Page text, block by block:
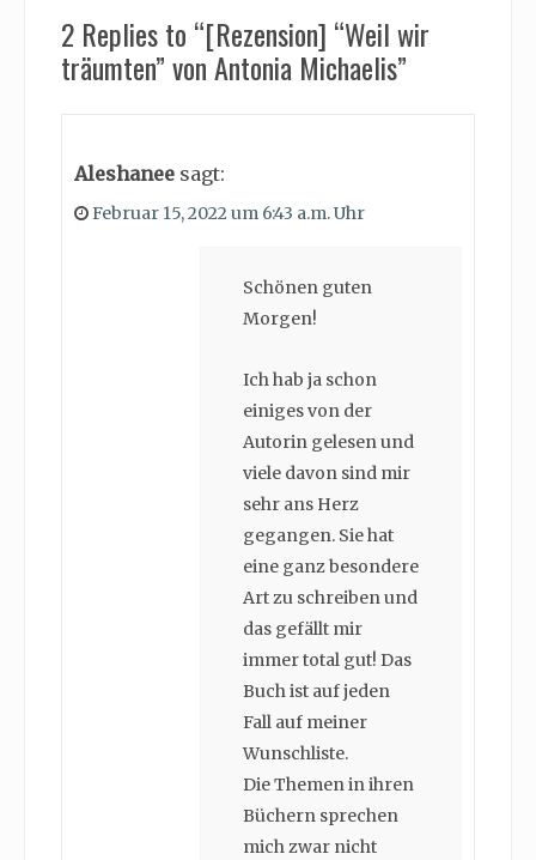
2 Replies to “[Rezension] “Weil wir
träumten” von Antonia Michaelis”
Aleshanee sagt:
Februar 15, 2022 um 6:43 a.m. Uhr
Schönen guten
Morgen!
Ich hab ja schon
einiges von der
Autorin gelesen und
viele davon sind mir
sehr ans Herz
gegangen. Sie hat
eine ganz besondere
Art zu schreiben und
das gefällt mir
immer total gut! Das
Buch ist auf jeden
Fall auf meiner
Wunschliste.
Die Themen in ihren
Büchern sprechen
mich zwar nicht